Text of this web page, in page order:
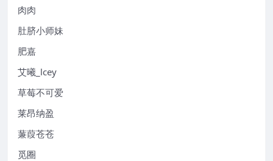
肉肉
肚脐小师妹
肥嘉
艾曦_lcey
草莓不可爱
莱昂纳盈
蒹葭苍苍
觅圈